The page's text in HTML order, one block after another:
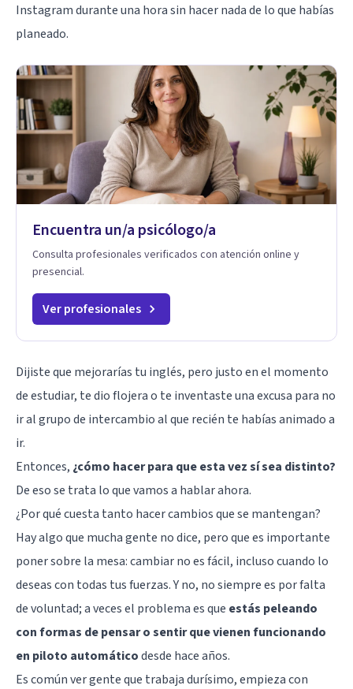
Instagram durante una hora sin hacer nada de lo que habías
planeado.
Encuentra un/a psicólogo/a
Consulta profesionales verificados con atención online y
presencial.
Ver profesionales
Dijiste que mejorarías tu inglés, pero justo en el momento
de estudiar, te dio flojera o te inventaste una excusa para no
ir al grupo de intercambio al que recién te habías animado a
ir.
Entonces, ¿cómo hacer para que esta vez sí sea distinto?
De eso se trata lo que vamos a hablar ahora.
¿Por qué cuesta tanto hacer cambios que se mantengan?
Hay algo que mucha gente no dice, pero que es importante
poner sobre la mesa: cambiar no es fácil, incluso cuando lo
deseas con todas tus fuerzas. Y no, no siempre es por falta
de voluntad; a veces el problema es que estás peleando
con formas de pensar o sentir que vienen funcionando
en piloto automáticodesde hace años.
Es común ver gente que trabaja durísimo, empieza con